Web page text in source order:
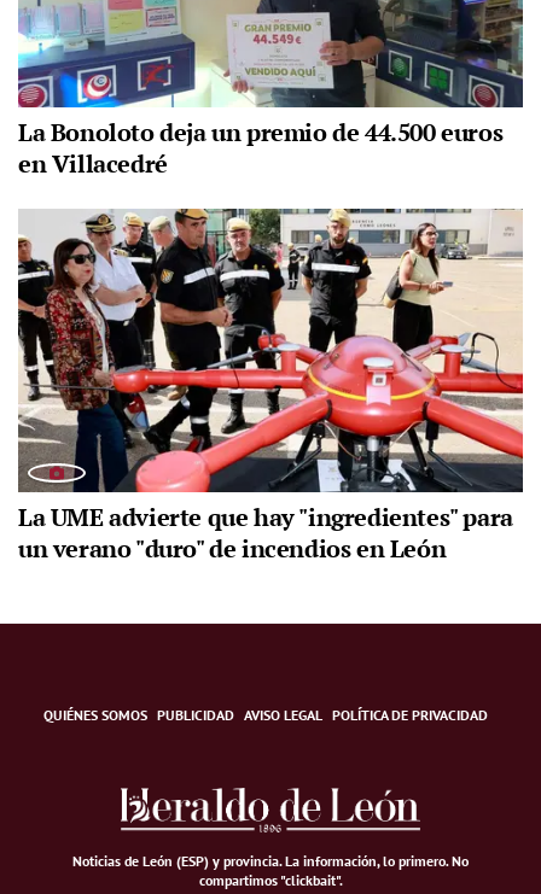
La Bonoloto deja un premio de 44.500 euros
en Villacedré
La UME advierte que hay "ingredientes" para
un verano "duro" de incendios en León
QUIÉNES SOMOS PUBLICIDAD AVISO LEGAL POLÍTICA DE PRIVACIDAD
Noticias de León (ESP) y provincia. La información, lo primero.No
compartimos "clickbait".